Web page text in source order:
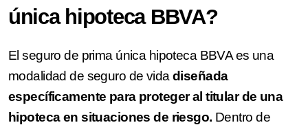
única hipoteca BBVA?
El seguro de prima única hipoteca BBVA es una
modalidad de seguro de vidadiseñada
específicamente para proteger al titular de una
hipoteca en situaciones de riesgo. Dentro de